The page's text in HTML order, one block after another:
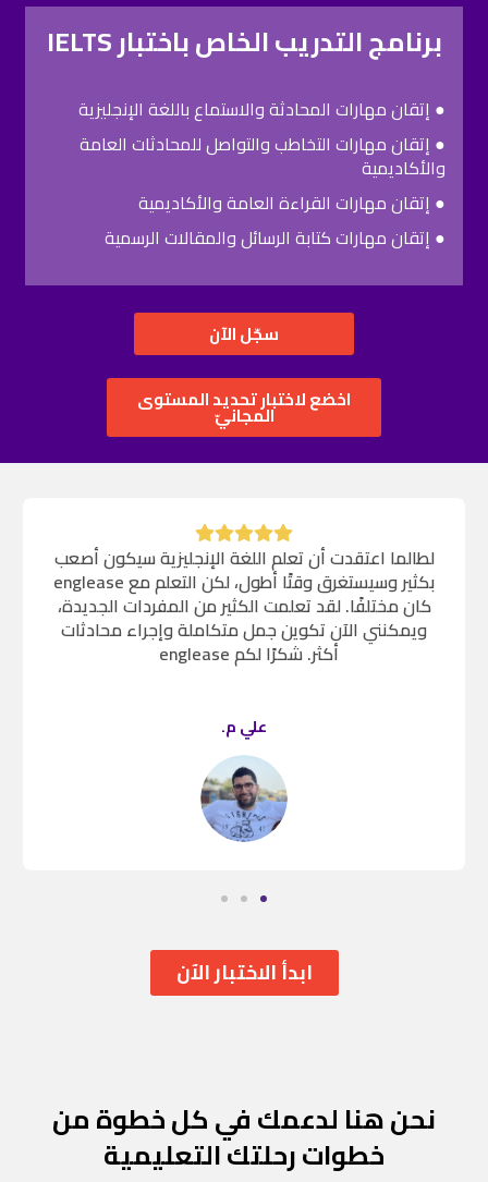
برنامج التدريب الخاص باختبار IELTS
● إتقان مهارات المحادثة والاستماع باللغة الإنجليزية
● إتقان مهارات التخاطب والتواصل للمحادثات العامة
والأكاديمية
● إتقان مهارات القراءة العامة والأكاديمية
● إتقان مهارات كتابة الرسائل والمقالات الرسمية
سجّل الآن
اخضع لاختبار تحديد المستوى
المجانيّ
لطالما اعتقدت أن تعلم اللغة الإنجليزية سيكون أصعب
‏‪كان مختلفًا. لقد تعلمت الكثير من المفردات الجديدة،
ويمكنني الآن تكوين جمل متكاملة وإجراء محادثات
أكثر. شكرًا لكم ‏‪ englease ‬
علي م.
ابدأ الاختبار الآن
نحن هنا لدعمك في كل خطوة من
خطوات رحلتك التعليمية